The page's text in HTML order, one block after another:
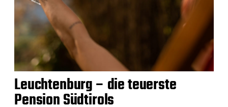
Leuchtenburg – die teuerste
Pension Südtirols